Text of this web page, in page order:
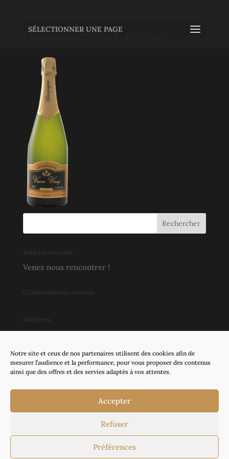
Notre site et ceux de nos partenaires utilisent des cookies afin de
mesurer l’audience et la performance, pour vous proposer des contenus
ainsi que des offres et des servies adaptés à vos attentes.
Accepter
Refuser
Préférences
SÉLECTIONNER UNE PAGE
champagne-cuvee-prestige
Articles récents
Venez nous rencontrer !
Commentaires récents
Archives
novembre 2018
Catégories
Actualités
Événements
Groupe écho|Mentions légales |
Confidentialité et cookies|Contact| L’abus